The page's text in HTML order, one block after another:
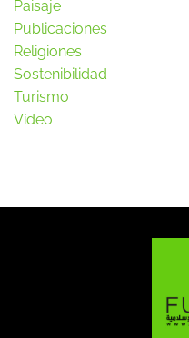
Paisaje
Publicaciones
Religiones
Sostenibilidad
Turismo
Vídeo